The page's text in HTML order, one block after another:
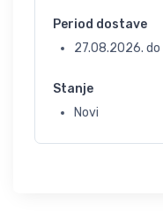
Period dostave
27.08.2026. do
Stanje
Novi